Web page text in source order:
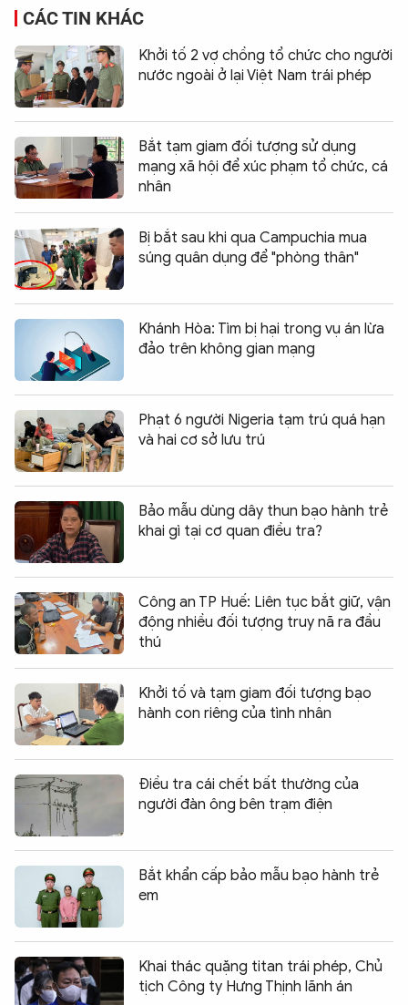
CÁC TIN KHÁC
Khởi tố 2 vợ chồng tổ chức cho người
nước ngoài ở lại Việt Nam trái phép
Bắt tạm giam đối tượng sử dụng
mạng xã hội để xúc phạm tổ chức, cá
nhân
Bị bắt sau khi qua Campuchia mua
súng quân dụng để "phòng thân"
Khánh Hòa: Tìm bị hại trong vụ án lừa
đảo trên không gian mạng
Phạt 6 người Nigeria tạm trú quá hạn
và hai cơ sở lưu trú
Bảo mẫu dùng dây thun bạo hành trẻ
khai gì tại cơ quan điều tra?
Công an TP Huế: Liên tục bắt giữ, vận
động nhiều đối tượng truy nã ra đầu
thú
Khởi tố và tạm giam đối tượng bạo
hành con riêng của tình nhân
Điều tra cái chết bất thường của
người đàn ông bên trạm điện
Bắt khẩn cấp bảo mẫu bạo hành trẻ
em
Khai thác quặng titan trái phép, Chủ
tịch Công ty Hưng Thịnh lãnh án